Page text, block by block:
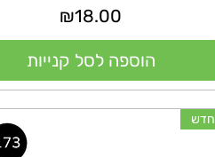
מחיר
₪18.00
הוספה לסל קנייות
חדש